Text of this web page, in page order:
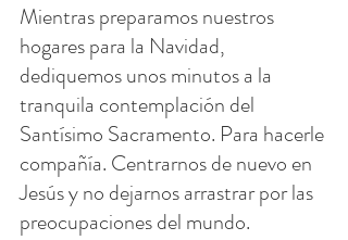
Mientras preparamos nuestros
hogares para la Navidad,
dediquemos unos minutos a la
tranquila contemplación del
Santísimo Sacramento. Para hacerle
compañía. Centrarnos de nuevo en
Jesús y no dejarnos arrastrar por las
preocupaciones del mundo.